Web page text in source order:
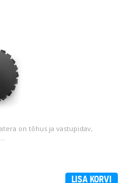
on tõhus ja vastupidav,
LISA KORVI